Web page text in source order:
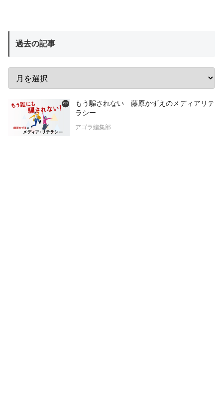
過去の記事
もう騙されない 藤原かずえのメディアリテ
ラシー
アゴラ編集部